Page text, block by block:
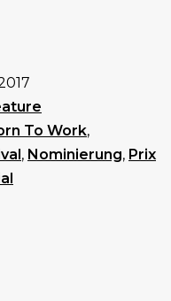
To Work,
, Nominierung, Prix